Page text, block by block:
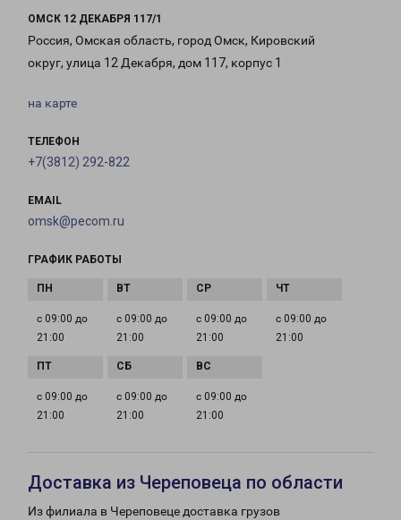
ОМСК 12 ДЕКАБРЯ 117/1
Россия, Омская область, город Омск, Кировский
округ, улица 12 Декабря, дом 117, корпус 1
на карте
ТЕЛЕФОН
+7(3812) 292-822
EMAIL
omsk@pecom.ru
ГРАФИК РАБОТЫ
с 09:00 до
21:00
с 09:00 до
21:00
с 09:00 до
21:00
с 09:00 до
21:00
с 09:00 до
21:00
с 09:00 до
21:00
с 09:00 до
21:00
Доставка из Череповеца по области
Из филиала в Череповеце доставка грузов